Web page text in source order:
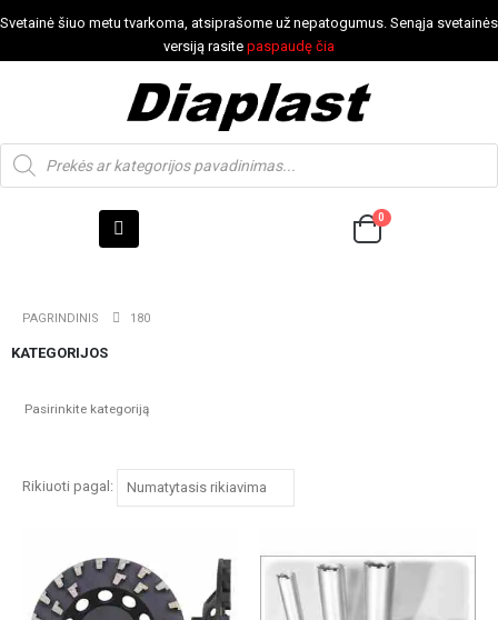
Svetainė šiuo metu tvarkoma, atsiprašome už nepatogumus. Senąja svetainės
versiją rasite paspaudę čia
0
PAGRINDINIS 180
KATEGORIJOS
Rikiuoti pagal: